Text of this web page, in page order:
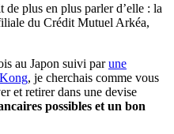
plus en plus parler d’elle : la
du Crédit Mutuel Arkéa,
au Japon suivi parune
, je cherchais comme vous
et retirer dans une devise
possibles et un bon